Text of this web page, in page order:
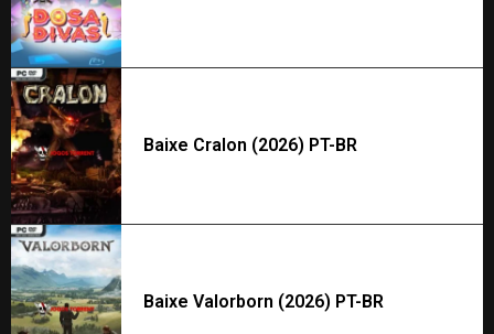
Baixe Cralon (2026) PT-BR
Baixe Valorborn (2026) PT-BR